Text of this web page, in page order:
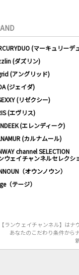
(マーキュリーデ
(ダズリン)
(アングリッド)
(ジェイダ)
(リゼクシー)
(エヴリス)
(エレンディーク)
(カルナムール)
channel SELECTION
ウェイチャンネルセレクシ
（オウンノウン）
（テージ）
ランウェイチャンネル】は
あなたのこだわり条件から